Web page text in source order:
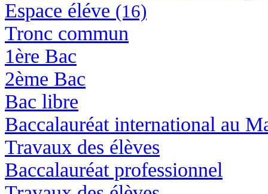
Espace éléve (16)
Tronc commun
1ère Bac
2ème Bac
Bac libre
Baccalauréat international au
Travaux des élèves
Baccalauréat professionnel